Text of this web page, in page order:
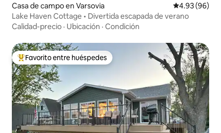
Casa de campo en Varsovia Calificación
4.93 (96)
Lake Haven Cottage • Divertida escapada de verano
Calidad-precio · Ubicación · Condición
Favorito entre huéspedes preferido
Favorito entre huéspedes